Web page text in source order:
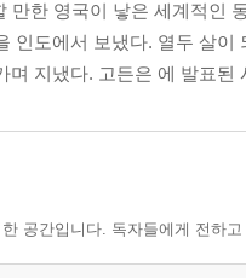
만한 영국이 낳은 세계적인
인도에서 보냈다. 열두 살
며 지냈다. 고든은 에 발표된
공간입니다. 독자들에게 전하